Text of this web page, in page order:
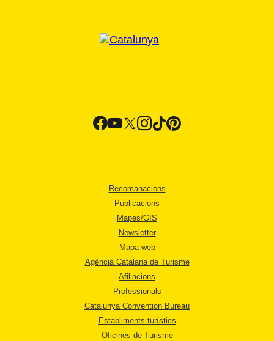
Recomanacions
Publicacions
Mapes/GIS
Newsletter
Mapa web
Agència Catalana de Turisme
Afiliacions
Professionals
Catalunya Convention Bureau
Establiments turístics
Oficines de Turisme